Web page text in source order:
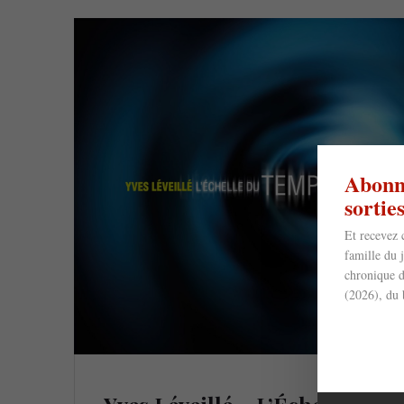
Et recevez
famille du
chronique
(2026), du